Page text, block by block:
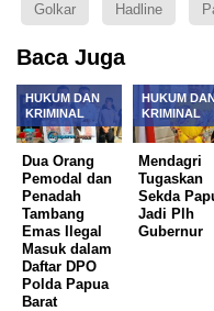
Golkar Hadline
Baca Juga
HUKUM DAN
KRIMINAL
Dua Orang
Pemodal dan
Penadah
Tambang
Emas Ilegal
Masuk dalam
Daftar DPO
Polda Papua
Barat
HUKUM
KRIMINAL
Mendagri
Tugaskan
Sekda
Jadi Plh
Gubernur